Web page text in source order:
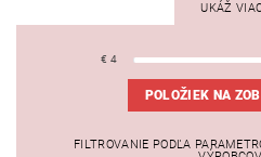
UKÁŽ
€ 4
POLOŽIEK NA
FILTROVANIE PODĽA